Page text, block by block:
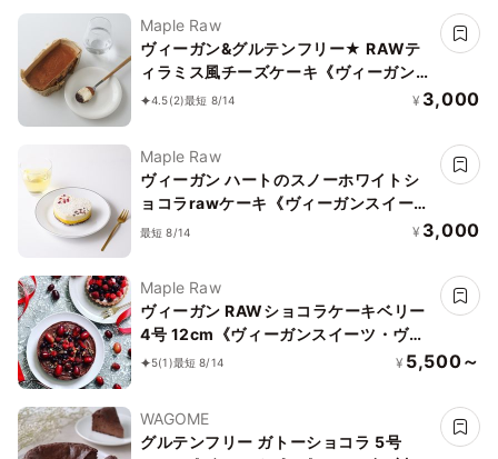
Maple Raw
ヴィーガン&グルテンフリー★ RAWテ
ィラミス風チーズケーキ《ヴィーガンス
イーツ》
4.5(2)最短 8/14 ¥ 3,000
Maple Raw
ヴィーガン ハートのスノーホワイトシ
ョコラrawケーキ《ヴィーガンスイー
ツ・ヴィーガンケーキ》《ロースイー
最短 8/14 ¥ 3,000
Maple Raw
ヴィーガン RAWショコラケーキベリー
4号 12cm《ヴィーガンスイーツ・ヴィ
ーガンケーキ》《ロースイーツ》
5(1)最短 8/14 ¥ 5,500～
WAGOME
グルテンフリー ガトーショコラ 5号